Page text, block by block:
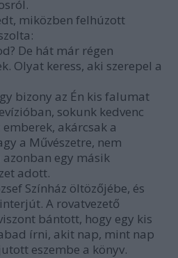
miközben felhúzott
De hát már régen
Olyat keress, aki szerepel a
bizony az Én kis falumat
sokunk kedvenc
akárcsak a
a Művészetre, nem
egy másik
adott.
Színház öltözőjébe, és
A rovatvezető
bántott, hogy egy kis
írni, akit nap, mint nap
eszembe a könyv.